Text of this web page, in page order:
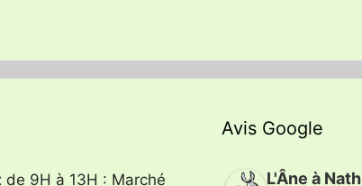
de 9H à 13H : Marché
Avis Google
L'Âne à Nath